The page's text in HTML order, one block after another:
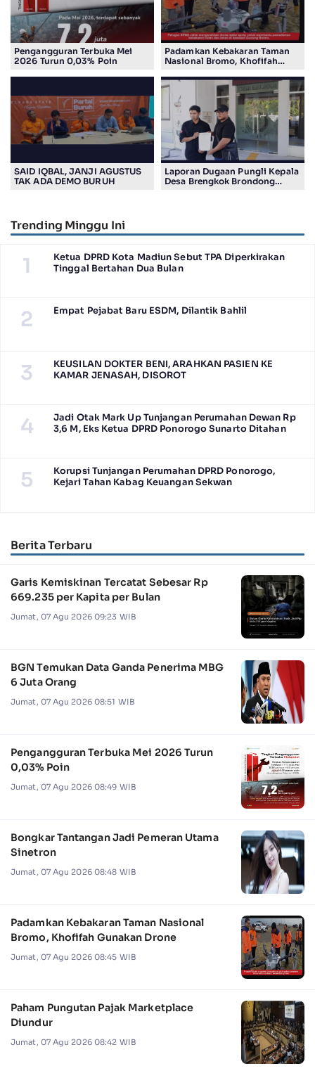
Pengangguran Terbuka Mei
2026 Turun 0,03% Poin
Padamkan Kebakaran Taman
Nasional Bromo, Khofifah
SAID IQBAL, JANJI AGUSTUS
TAK ADA DEMO BURUH
Laporan Dugaan Pungli Kepala
Desa Brengkok Brondong
Trending Minggu Ini
1
Ketua DPRD Kota Madiun Sebut TPA Diperkirakan
Tinggal Bertahan Dua Bulan
2 Empat Pejabat Baru ESDM, Dilantik Bahlil
3
KEUSILAN DOKTER BENI, ARAHKAN PASIEN KE
KAMAR JENASAH, DISOROT
4
Jadi Otak Mark Up Tunjangan Perumahan Dewan Rp
3,6 M, Eks Ketua DPRD Ponorogo Sunarto Ditahan
5
Korupsi Tunjangan Perumahan DPRD Ponorogo,
Kejari Tahan Kabag Keuangan Sekwan
Berita Terbaru
Garis Kemiskinan Tercatat Sebesar Rp
669.235 per Kapita per Bulan
Jumat, 07 Agu 2026 09:23 WIB
BGN Temukan Data Ganda Penerima MBG
6 Juta Orang
Jumat, 07 Agu 2026 08:51 WIB
Pengangguran Terbuka Mei 2026 Turun
0,03% Poin
Jumat, 07 Agu 2026 08:49 WIB
Bongkar Tantangan Jadi Pemeran Utama
Sinetron
Jumat, 07 Agu 2026 08:48 WIB
Padamkan Kebakaran Taman Nasional
Bromo, Khofifah Gunakan Drone
Jumat, 07 Agu 2026 08:45 WIB
Paham Pungutan Pajak Marketplace
Diundur
Jumat, 07 Agu 2026 08:42 WIB